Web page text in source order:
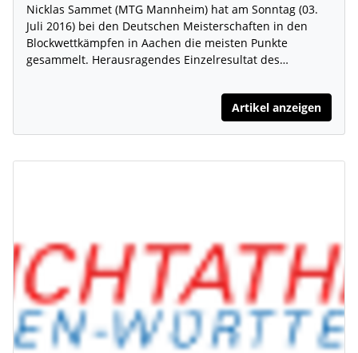
Nicklas Sammet (MTG Mannheim) hat am Sonntag (03.
Juli 2016) bei den Deutschen Meisterschaften in den
Blockwettkämpfen in Aachen die meisten Punkte
gesammelt. Herausragendes Einzelresultat des…
Artikel anzeigen